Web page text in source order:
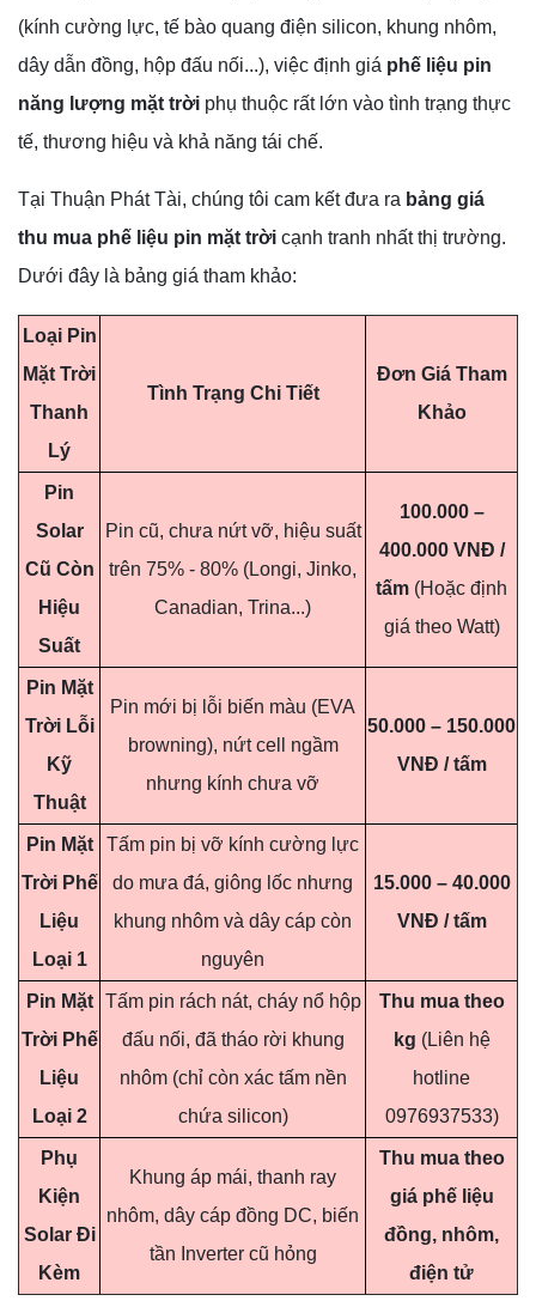
(kính cường lực, tế bào quang điện silicon, khung nhôm,
dây dẫn đồng, hộp đấu nối...), việc định giá phế liệu pin
năng lượng mặt trời phụ thuộc rất lớn vào tình trạng thực
tế, thương hiệu và khả năng tái chế.
Tại Thuận Phát Tài, chúng tôi cam kết đưa ra bảng giá
thu mua phế liệu pin mặt trời cạnh tranh nhất thị trường.
Dưới đây là bảng giá tham khảo:
Loại Pin
Mặt Trời
Thanh
Lý
Tình Trạng Chi Tiết
Đơn Giá Tham
Khảo
Pin
Solar
Cũ Còn
Hiệu
Suất
Pin cũ, chưa nứt vỡ, hiệu suất
trên 75% - 80% (Longi, Jinko,
Canadian, Trina...)
100.000 –
400.000 VNĐ /
tấm (Hoặc định
giá theo Watt)
Pin Mặt
Trời Lỗi
Kỹ
Thuật
Pin mới bị lỗi biến màu (EVA
browning), nứt cell ngầm
nhưng kính chưa vỡ
50.000 – 150.000
VNĐ / tấm
Pin Mặt
Trời Phế
Liệu
Loại 1
Tấm pin bị vỡ kính cường lực
do mưa đá, giông lốc nhưng
khung nhôm và dây cáp còn
nguyên
15.000 – 40.000
VNĐ / tấm
Pin Mặt
Trời Phế
Liệu
Loại 2
Tấm pin rách nát, cháy nổ hộp
đấu nối, đã tháo rời khung
nhôm (chỉ còn xác tấm nền
chứa silicon)
Thu mua theo
kg (Liên hệ
hotline
0976937533)
Phụ
Kiện
Solar Đi
Kèm
Khung áp mái, thanh ray
nhôm, dây cáp đồng DC, biến
tần Inverter cũ hỏng
Thu mua theo
giá phế liệu
đồng, nhôm,
điện tử